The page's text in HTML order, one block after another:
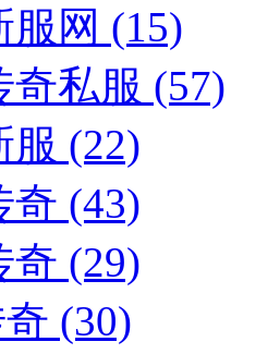
服网 (15)
奇私服 (57)
服 (22)
奇 (43)
奇 (29)
(30)